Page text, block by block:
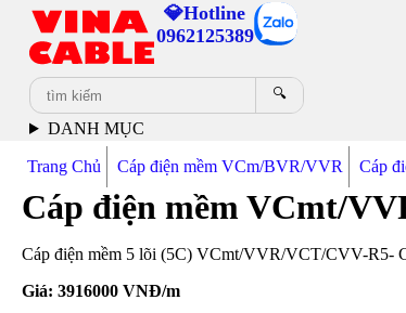
💎Hotline
0962125389
🔍
DANH MỤC
Trang Chủ Cáp điện mềm VCm/BVR/VVR Cáp
Cáp điện mềm VCmt/
Cáp điện mềm 5 lõi (5C) VCmt/VVR/VCT/CVV-R5-
Giá:3916000 VNĐ/m